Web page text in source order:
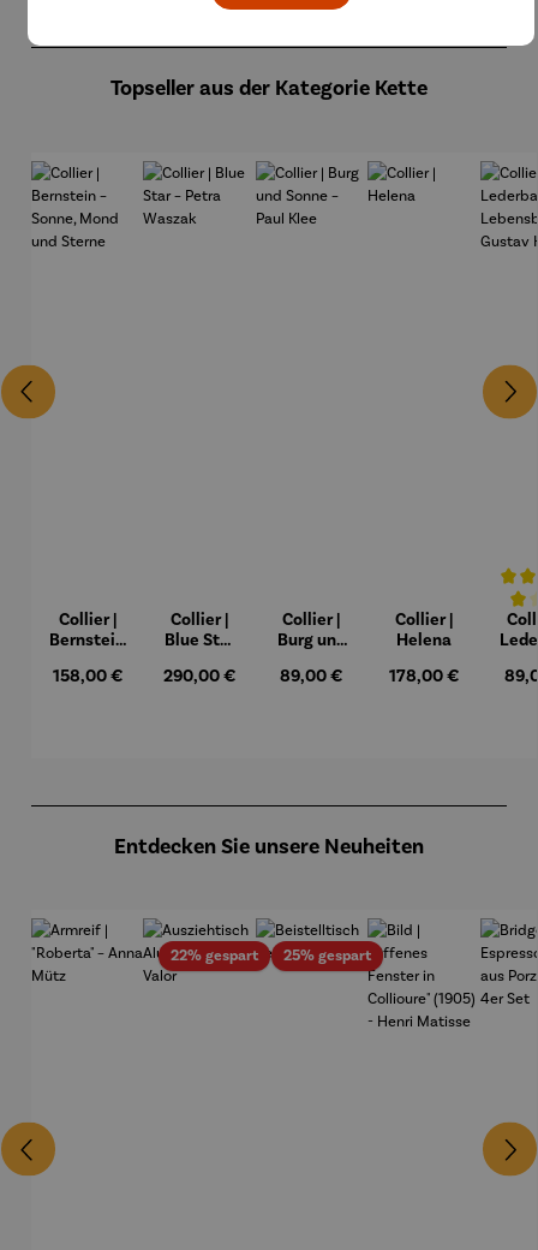
Topseller aus der Kategorie Kette
Collier |
Bernstein
Mond und
Regulärer Preis:
158,00 €
Collier |
Blue Star
Waszak
Regulärer Preis:
290,00 €
Collier |
Burg und
Paul Klee
Regulärer Preis:
89,00 €
Collier |
Helena
Regulärer Preis:
178,00 €
Entdecken Sie unsere Neuheiten
22% gespartRabatt25% gespartRabatt